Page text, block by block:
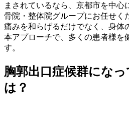
まされているなら、京都市を中心
骨院・整体院グループにお任せく
痛みを和らげるだけでなく、身体
本アプローチで、多くの患者様を
す。
胸郭出口症候群にな
は？